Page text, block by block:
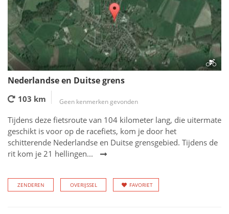
Nederlandse en Duitse grens
103 km Geen kenmerken gevonden
Tijdens deze fietsroute van 104 kilometer lang, die uitermate
geschikt is voor op de racefiets, kom je door het
schitterende Nederlandse en Duitse grensgebied. Tijdens de
rit kom je 21 hellingen...
ZENDEREN OVERIJSSEL FAVORIET